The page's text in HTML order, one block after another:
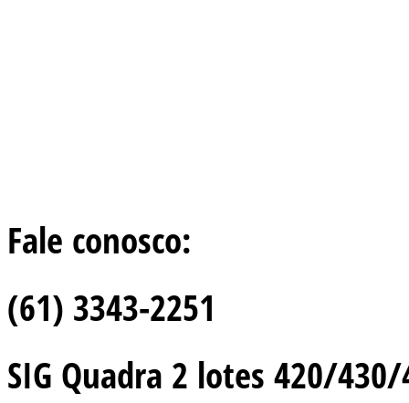
Fale conosco:
(61) 3343-2251
SIG Quadra 2 lotes 420/